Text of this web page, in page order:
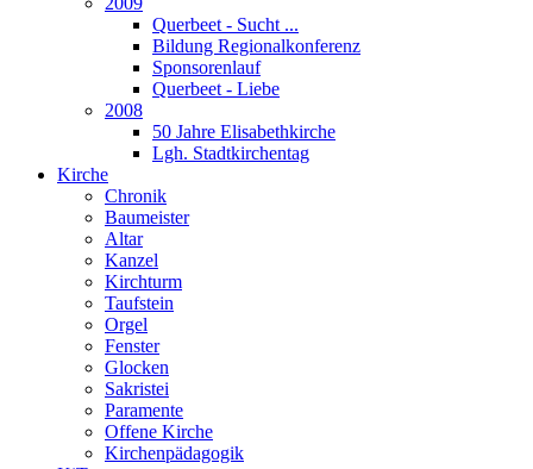
Querbeet - Sucht ...
Bildung Regionalkonferenz
Sponsorenlauf
Querbeet - Liebe
2008
50 Jahre Elisabethkirche
Lgh. Stadtkirchentag
Kirche
Chronik
Baumeister
Altar
Kanzel
Kirchturm
Taufstein
Orgel
Fenster
Glocken
Sakristei
Paramente
Offene Kirche
Kirchenpädagogik